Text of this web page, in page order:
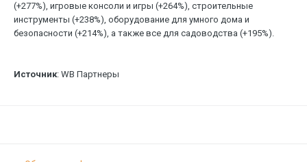
(+277%), игровые консоли и игры (+264%), строительные
инструменты (+238%), оборудование для умного дома и
безопасности (+214%), а также все для садоводства (+195%).
Источник: WB Партнеры